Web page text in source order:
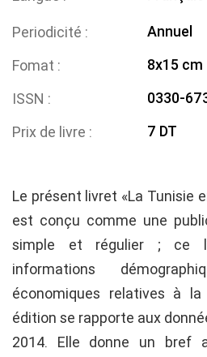
Periodicité
Annuel
Fomat
8x15 cm
ISSN
0330-
Prix de livre
7 DT
Le présent livret «La Tunisie
est conçu comme une
simple et régulier ; ce
informations
économiques relatives à
édition se rapporte aux
2014. Elle donne un bref